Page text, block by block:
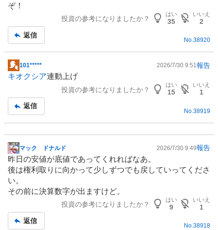
ぞ！
投資の参考になりましたか？
はい
35
いいえ
2
返信
No.38920
掲
示
事
101***** 2026/7/30 9:51報告
キオクシア連動上げ
投資の参考になりましたか？
はい
15
いいえ
1
返信
No. 38919
掲
示
板
記
事
マック ドナルド 2026/7/30 9:49報告
昨日の安値が底値であってくれればなあ。
後は権利取りに向かって少しずつでも戻していってくださ
い。
その前に決算数字が出ますけど。
投資の参考になりましたか？
はい
9
いいえ
1
返信
No.38918